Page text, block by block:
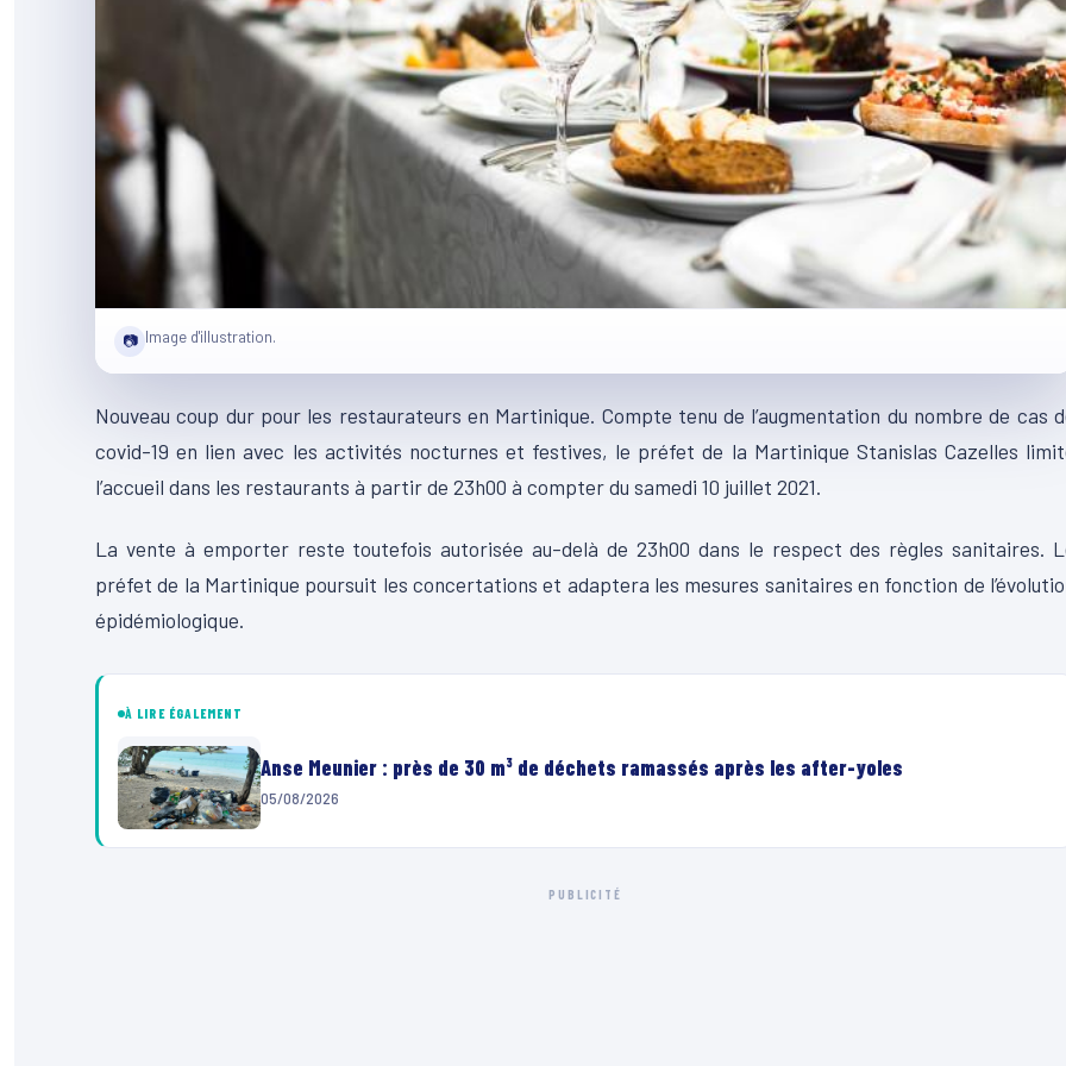
📷 Image d'illustration.
Nouveau coup dur pour les restaurateurs en Martinique. Compte tenu de l’augmentation du nombre de cas
covid-19 en lien avec les activités nocturnes et festives, le préfet de la Martinique Stanislas Cazelles
l’accueil dans les restaurants à partir de 23h00 à compter du samedi 10 juillet 2021.
La vente à emporter reste toutefois autorisée au-delà de 23h00 dans le respect des règles sanitaires.
préfet de la Martinique poursuit les concertations et adaptera les mesures sanitaires en fonction de
épidémiologique.
À LIRE ÉGALEMENT
Anse Meunier : près de 30 m³ de déchets ramassés après les after-yoles
05/08/2026
PUBLICITÉ